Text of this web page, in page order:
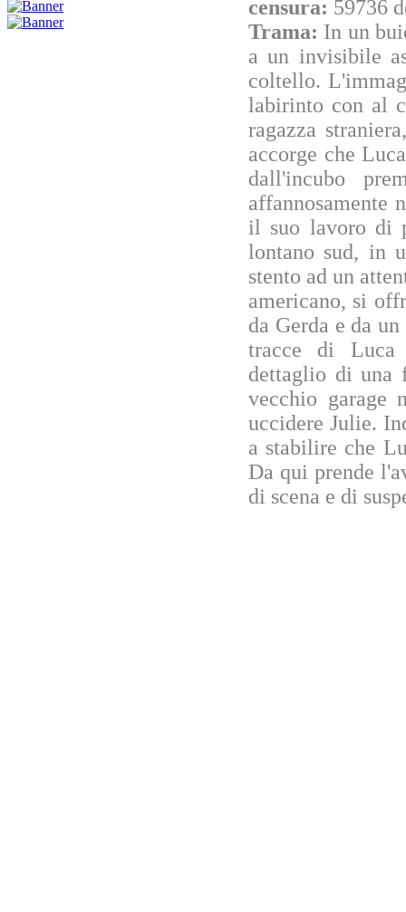
censura: 59736
Trama: In un
a un invisibile
coltello.
labirinto con al
ragazza
accorge che
dall'incubo
affannosamente
il suo lavoro di
lontano sud, in
stento ad un
americano, si
da Gerda e da
tracce di
dettaglio di una
vecchio garage
uccidere Julie.
a stabilire che
Da qui prende
di scena e di